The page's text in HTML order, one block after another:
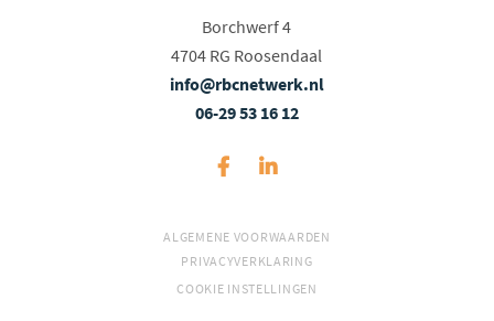
Borchwerf 4
4704 RG Roosendaal
info@rbcnetwerk.nl
06-29 53 16 12
ALGEMENE VOORWAARDEN
PRIVACYVERKLARING
COOKIE INSTELLINGEN